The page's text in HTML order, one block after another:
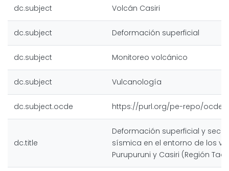
dc.subject Volcán Casiri
dc.subject Deformación superficial
dc.subject Monitoreo volcánico
dc.subject Vulcanología
dc.subject.ocde https://purl.org/pe-repo/ocde/
dc.title
Deformación superficial y
sísmica en el entorno de los
Purupuruni y Casiri (Región